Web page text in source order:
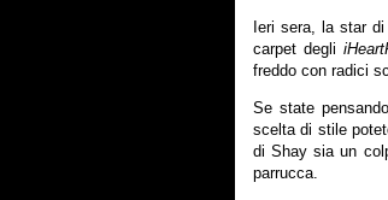
Ieri sera, la star di
carpet degli
freddo con radici
Se state
scelta di stile
di Shay sia un
parrucca.